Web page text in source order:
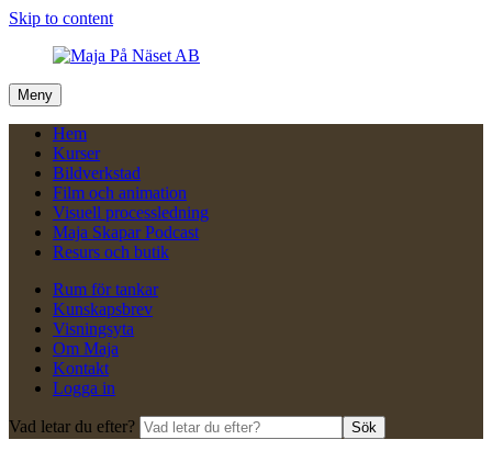
Skip to content
Meny
Hem
Kurser
Bildverkstad
Film och animation
Visuell processledning
Maja Skapar Podcast
Resurs och butik
Rum för tankar
Kunskapsbrev
Visningsyta
Om Maja
Kontakt
Logga in
Vad letar du efter? Sök